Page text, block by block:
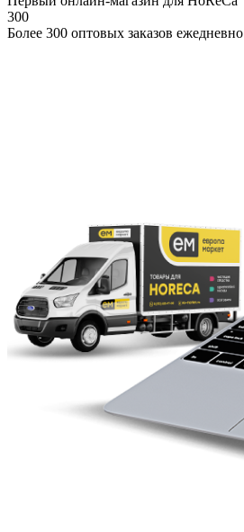
300
Более 300 оптовых заказов ежедневно